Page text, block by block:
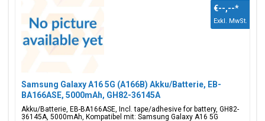
Samsung Galaxy A16 5G (A166B) Akku/Batterie, EB-
BA166ASE, 5000mAh, GH82-36145A
Akku/Batterie, EB-BA166ASE, Incl. tape/adhesive for battery, GH82-
36145A, 5000mAh, Kompatibel mit: Samsung Galaxy A16 5G
€--,--*
Exkl. MwSt.